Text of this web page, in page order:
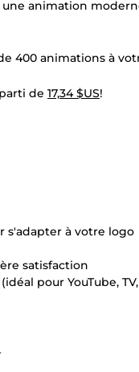
animation
400 animations à
de 17,34 $US!
s'adapter à votre logo
satisfaction
pour YouTube,